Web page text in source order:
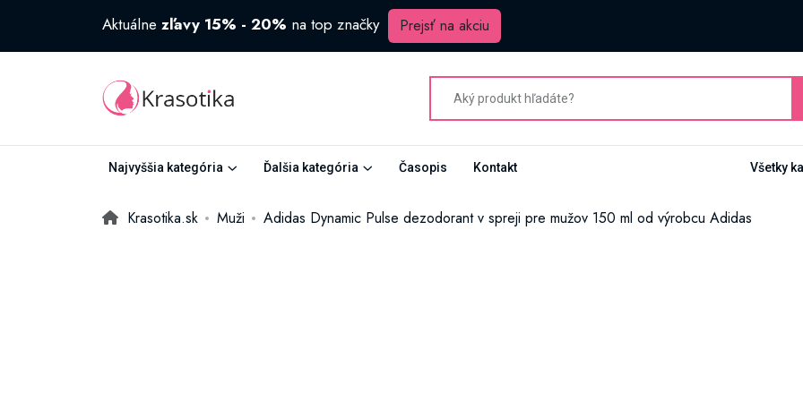
Aktuálne zľavy 15% - 20% na top značky Prejsť na akciu
Najvyššia kategória Ďalšia kategória Časopis Kontakt Všetky
Krasotika.sk Muži Adidas Dynamic Pulse dezodorant v spreji pre mužov 150 ml od výrobcu Adidas